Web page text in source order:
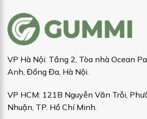
VP Hà Nội: Tầng 2, Tòa nhà Ocean
Anh, Đống Đa, Hà Nội.
VP HCM: 121B Nguyễn Văn Trỗi,
Nhuận, TP. Hồ Chí Minh.